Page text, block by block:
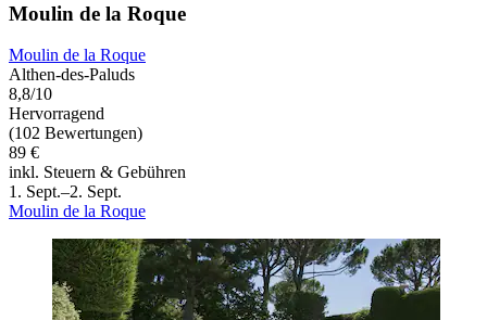
Moulin de la Roque
Moulin de la Roque
Althen-des-Paluds
8,8/10
Hervorragend
(102 Bewertungen)
89 €
inkl. Steuern & Gebühren
1. Sept.–2. Sept.
Moulin de la Roque